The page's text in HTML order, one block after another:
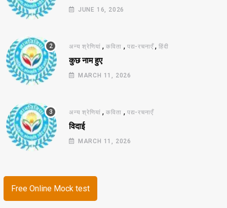
JUNE 16, 2026
अन्य श्रेणियां ,कविता , पद्य-रचनाएँ,हिंदी
कुछ नाम हुए
MARCH 11, 2026
अन्य श्रेणियां ,कविता , पद्य-रचनाएँ
विदाई
MARCH 11, 2026
Free Online Mock test